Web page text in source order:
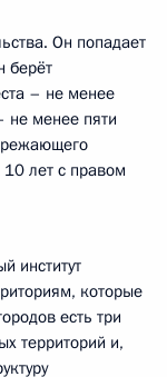
Он попадает
берёт
– не менее
не менее пяти
10 лет с правом
институт
которые
есть три
территорий и,